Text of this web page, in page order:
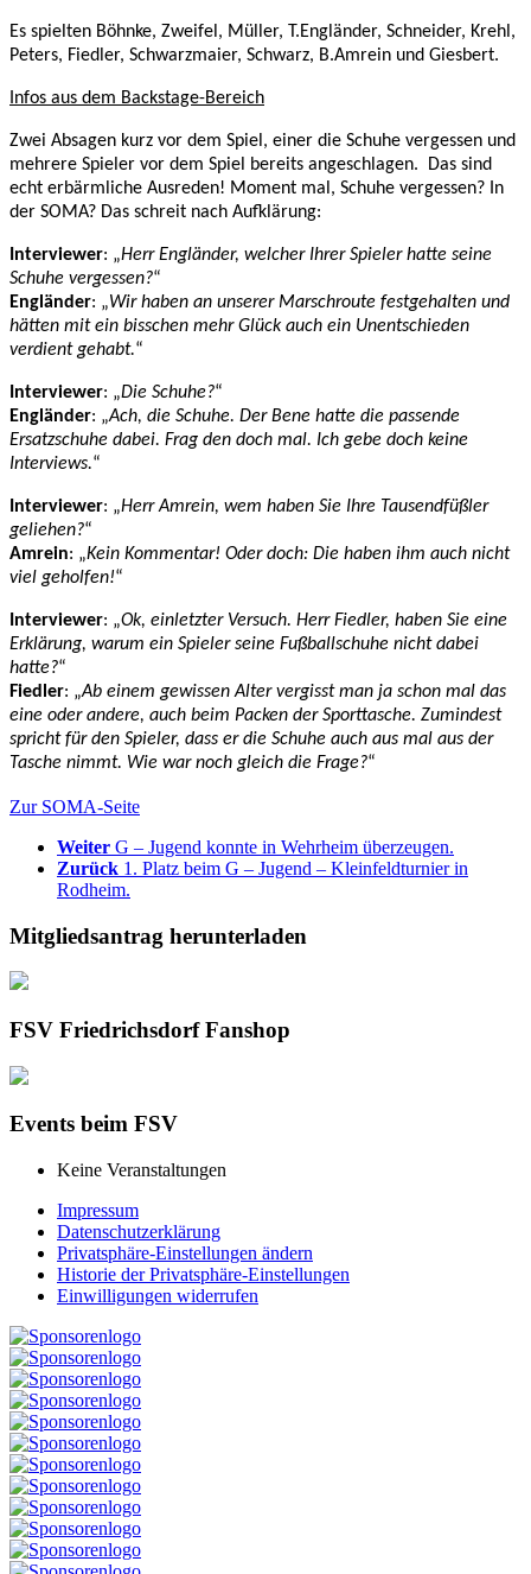
Es spielten Böhnke, Zweifel, Müller, T.Engländer, Schneider, Krehl,
Peters, Fiedler, Schwarzmaier, Schwarz, B.Amrein und Giesbert.
Infos aus dem Backstage-Bereich
Zwei Absagen kurz vor dem Spiel, einer die Schuhe vergessen und
mehrere Spieler vor dem Spiel bereits angeschlagen.
Das sind
echt erbärmliche Ausreden! Moment mal, Schuhe vergessen? In
der SOMA? Das schreit nach Aufklärung:
Interviewer: „Herr Engländer, welcher Ihrer Spieler hatte seine
Schuhe vergessen?“
Engländer: „Wir haben an unserer Marschroute festgehalten und
hätten mit ein bisschen mehr Glück auch ein Unentschieden
verdient gehabt.“
Interviewer: „Die Schuhe?“
Engländer: „Ach, die Schuhe. Der Bene hatte die passende
Ersatzschuhe dabei. Frag den doch mal. Ich gebe doch keine
Interviews.“
Interviewer: „Herr Amrein, wem haben Sie Ihre Tausendfüßler
geliehen?“
Amrein: „Kein Kommentar! Oder doch: Die haben ihm auch nicht
viel geholfen!“
Interviewer: „Ok, einletzter Versuch. Herr Fiedler, haben Sie eine
Erklärung, warum ein Spieler seine Fußballschuhe nicht dabei
hatte?“
Fiedler: „Ab einem gewissen Alter vergisst man ja schon mal das
eine oder andere, auch beim Packen der Sporttasche. Zumindest
spricht für den Spieler, dass er die Schuhe auch aus mal aus der
Tasche nimmt. Wie war noch gleich die Frage?“
Zur SOMA-Seite
Weiter G – Jugend konnte in Wehrheim überzeugen.
Zurück 1. Platz beim G – Jugend – Kleinfeldturnier in
Rodheim.
Mitgliedsantrag herunterladen
FSV Friedrichsdorf Fanshop
Events beim FSV
Keine Veranstaltungen
Impressum
Datenschutzerklärung
Privatsphäre-Einstellungen ändern
Historie der Privatsphäre-Einstellungen
Einwilligungen widerrufen